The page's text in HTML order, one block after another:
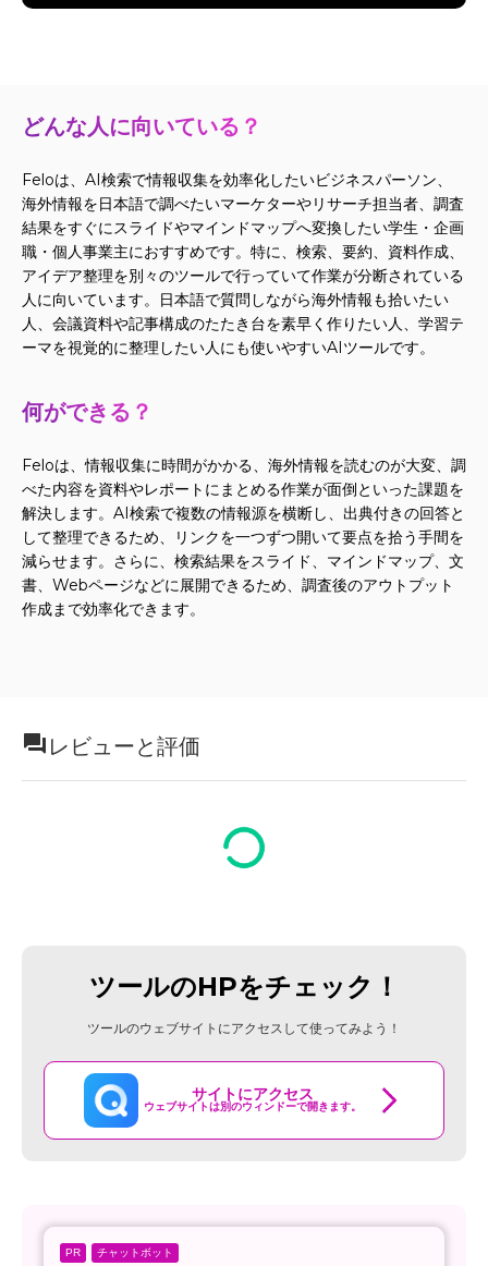
どんな人に向いている？
Feloは、AI検索で情報収集を効率化したいビジネスパーソン、
海外情報を日本語で調べたいマーケターやリサーチ担当者、調査
結果をすぐにスライドやマインドマップへ変換したい学生・企画
職・個人事業主におすすめです。特に、検索、要約、資料作成、
アイデア整理を別々のツールで行っていて作業が分断されている
人に向いています。日本語で質問しながら海外情報も拾いたい
人、会議資料や記事構成のたたき台を素早く作りたい人、学習テ
ーマを視覚的に整理したい人にも使いやすいAIツールです。
何ができる？
Feloは、情報収集に時間がかかる、海外情報を読むのが大変、調
べた内容を資料やレポートにまとめる作業が面倒といった課題を
解決します。AI検索で複数の情報源を横断し、出典付きの回答と
して整理できるため、リンクを一つずつ開いて要点を拾う手間を
減らせます。さらに、検索結果をスライド、マインドマップ、文
書、Webページなどに展開できるため、調査後のアウトプット
作成まで効率化できます。
レビューと評価
ツールのHPをチェック！
ツールのウェブサイトにアクセスして使ってみよう！
サイトにアクセス
ウェブサイトは別のウィンドーで開きます。
PR チャットボット